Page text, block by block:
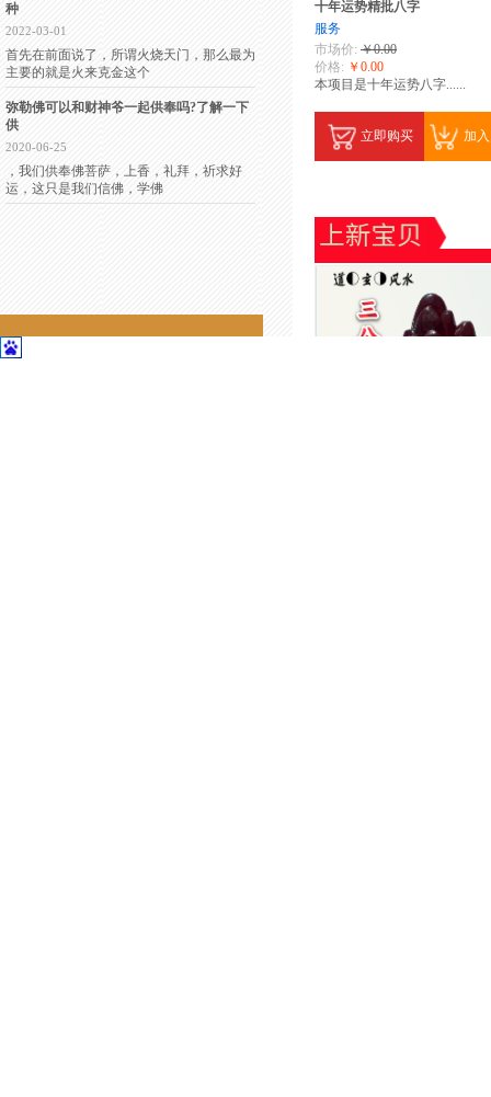
十年运势精批八字
服务
市场价: ￥0.00
价格: ￥0.00
本项目是十年运势八字......
立即购买 加
种
2022-03-01
首先在前面说了，所谓火烧天门，那么最为
主要的就是火来克金这个
弥勒佛可以和财神爷一起供奉吗?了解一下
供
2020-06-25
，我们供奉佛菩萨，上香，礼拜，祈求好
运，这只是我们信佛，学佛